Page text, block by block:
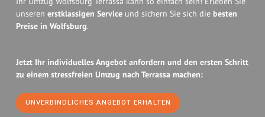
unseren erstklassigen Service und sichern Sie sich die besten
Preise in Wolfsburg.
Jetzt Ihr individuelles Angebot anfordern und den ersten Schritt
zu einem stressfreien Umzug nach Terrassa machen:
UNVERBINDLICHES ANGEBOT ERHALTEN